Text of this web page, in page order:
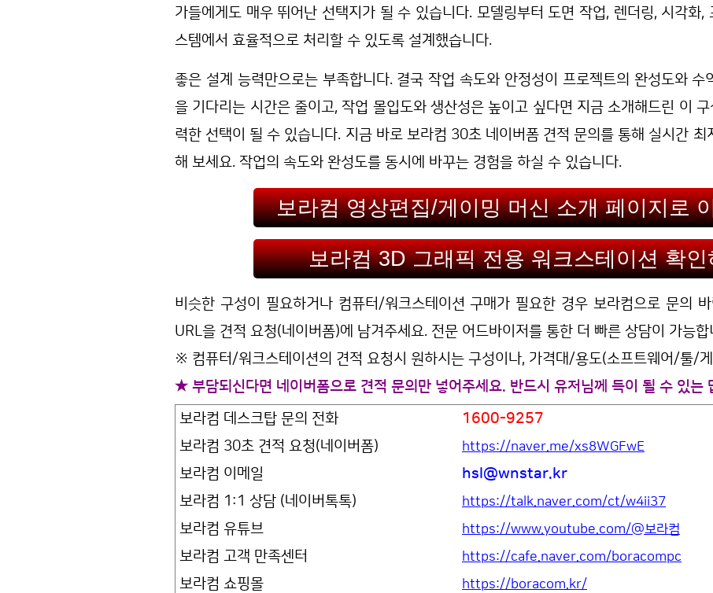
가들에게도 매우 뛰어난 선택지가 될 수 있습니다. 모델링부터 도면 작업, 렌더링, 시각화,
스템에서 효율적으로 처리할 수 있도록 설계했습니다.
좋은 설계 능력만으로는 부족합니다. 결국 작업 속도와 안정성이 프로젝트의 완성도와 수
을 기다리는 시간은 줄이고, 작업 몰입도와 생산성은 높이고 싶다면 지금 소개해드린 이
력한 선택이 될 수 있습니다. 지금 바로 보라컴 30초 네이버폼 견적 문의를 통해 실시간 최
해 보세요. 작업의 속도와 완성도를 동시에 바꾸는 경험을 하실 수 있습니다.
보라컴 영상편집/게이밍 머신 소개 페이지로
보라컴 3D 그래픽 전용 워크스테이션 확인
비슷한 구성이 필요하거나 컴퓨터/워크스테이션 구매가 필요한 경우 보라컴으로 문의
URL을 견적 요청(네이버폼)에 남겨주세요. 전문 어드바이저를 통한 더 빠른 상담이 가능합
※ 컴퓨터/워크스테이션의 견적 요청시 원하시는 구성이나, 가격대/용도(소프트웨어/툴/
★ 부담되신다면 네이버폼으로 견적 문의만 넣어주세요. 반드시 유저님께 득이 될 수 있는
보라컴 데스크탑 문의 전화
1600-9257
보라컴 30초 견적 요청(네이버폼)
https://naver.me/xs8WGFwE
보라컴 이메일
hsl@wnstar.kr
보라컴 1:1 상담 (네이버톡톡)
https://talk.naver.com/ct/w4ii37
보라컴 유튜브 https://www.youtube.com/@보라컴
보라컴 고객 만족센터 https://cafe.naver.com/boracompc
보라컴 쇼핑몰 https://boracom.kr/